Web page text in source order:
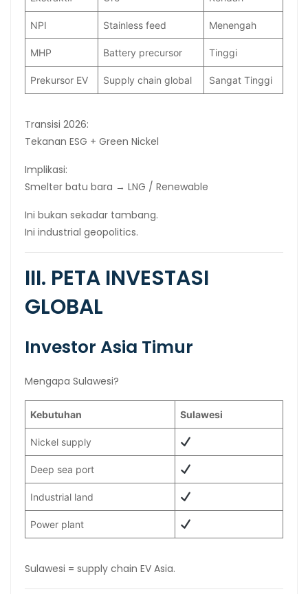
NPI Stainless feed Menengah
MHP Battery precursor Tinggi
Prekursor EV Supply chain global Sangat Tinggi
Transisi 2026:
Tekanan ESG + Green Nickel
Implikasi:
Smelter batu bara → LNG / Renewable
Ini bukan sekadar tambang.
Ini industrial geopolitics.
III. PETA INVESTASI
GLOBAL
Investor Asia Timur
Mengapa Sulawesi?
Kebutuhan Sulawesi
Nickel supply
Deep sea port
Industrial land
Power plant
Sulawesi = supply chain EV Asia.